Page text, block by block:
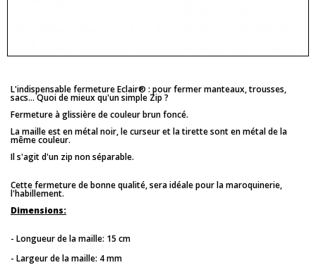
L'indispensable fermeture Eclair® : pour fermer manteaux, trousses,
sacs... Quoi de mieux qu'un simple Zip ?
Fermeture à glissière de couleur brun foncé.
La maille est en métal noir, le curseur et la tirette sont en métal de la
même couleur.
Il s'agit d'un zip non séparable.
Cette fermeture de bonne qualité, sera idéale pour la maroquinerie,
l'habillement.
Dimensions:
- Longueur de la maille: 15 cm
- Largeur de la maille: 4 mm